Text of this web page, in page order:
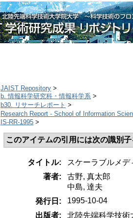
JAIST Repository >
b. 情報科学研究科・情報科学系 >
b30. リサーチレポート >
Research Report - School of Information
IS-RR-1995 >
このアイテムの引用には次の識別
タイトル:
スケーラブルメ
著者:
古野, 真太郎
中島, 達夫
発行日:
1995-10-04
出版者:
北陸先端科学技術